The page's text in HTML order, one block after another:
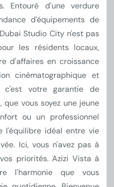
Entouré d'une verdure
d'équipements de
Studio City n'est pas
les résidents locaux,
d'affaires en croissance
cinématographique et
c'est votre garantie de
vous soyez une jeune
ou un professionnel
l'équilibre idéal entre vie
Ici, vous n'avez pas à
priorités. Azizi Vista à
l'harmonie que vous